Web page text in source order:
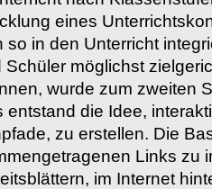
eines
so in den Unterricht
Schüler möglichst
wurde zum zweiten
entstand die Idee,
zu erstellen. Die
Links zu
im Internet